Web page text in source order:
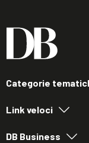
Categorie
Link veloci
DB Business